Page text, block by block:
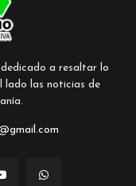
a resaltar lo
lado las noticias de